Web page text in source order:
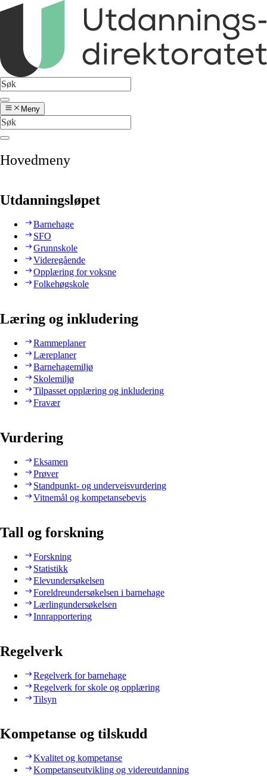
Meny
Hovedmeny
Utdanningsløpet
Barnehage
SFO
Grunnskole
Videregående
Opplæring for voksne
Folkehøgskole
Læring og inkludering
Rammeplaner
Læreplaner
Barnehagemiljø
Skolemiljø
Tilpasset opplæring og inkludering
Fravær
Vurdering
Eksamen
Prøver
Standpunkt- og underveisvurdering
Vitnemål og kompetansebevis
Tall og forskning
Forskning
Statistikk
Elevundersøkelsen
Foreldreundersøkelsen i barnehage
Lærlingundersøkelsen
Innrapportering
Regelverk
Regelverk for barnehage
Regelverk for skole og opplæring
Tilsyn
Kompetanse og tilskudd
Kvalitet og kompetanse
Kompetanseutvikling og videreutdanning